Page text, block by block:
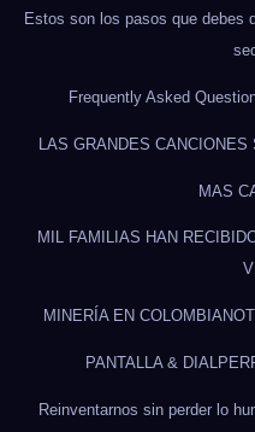
Estos son los pasos que debes
Frequently Asked
LAS GRANDES
MAS
MIL FAMILIAS HAN
MINERÍA EN COLOMBIA
PANTALLA & DIAL
Reinventarnos sin perder lo